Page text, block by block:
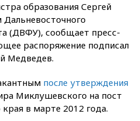
образования Сергей
(ДВФУ), сообщает пресс-
распоряжение подписал
Медведев.
после утверждения
Миклушевского на пост
в марте 2012 года.